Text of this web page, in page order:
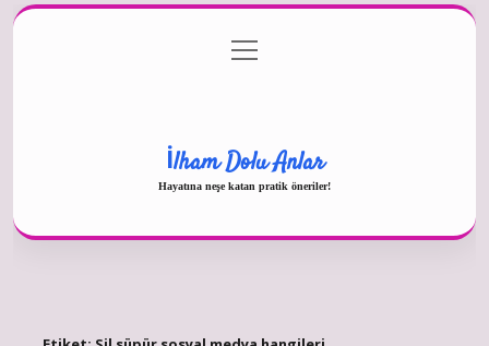
Gizlilik Politikası
menüyü
aç
İlham Dolu Anlar
Hayatına neşe katan pratik öneriler!